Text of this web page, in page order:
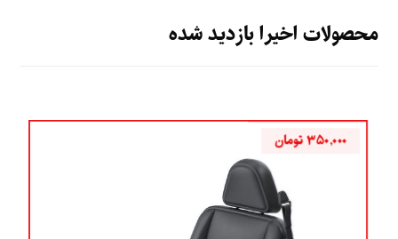
محصولات اخیرا بازدید شده
۳۵۰,۰۰۰تومان